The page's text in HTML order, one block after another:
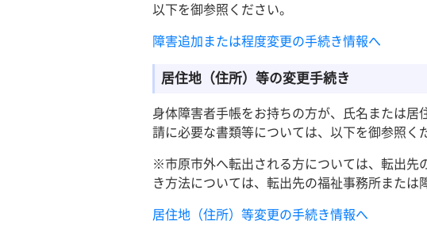
以下を御参照ください。
障害追加または程度変更の手続き情報へ
居住地（住所）等の変更手続き
身体障害者手帳をお持ちの方が、氏名または
請に必要な書類等については、以下を御参照く
※市原市外へ転出される方については、転出先
き方法については、転出先の福祉事務所または
居住地（住所）等変更の手続き情報へ